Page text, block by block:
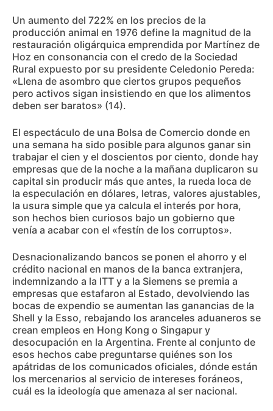
Un aumento del 722% en los precios de la
producción animal en 1976 define la magnitud de la
restauración oligárquica emprendida por Martínez de
Hoz en consonancia con el credo de la Sociedad
Rural expuesto por su presidente Celedonio Pereda:
«Llena de asombro que ciertos grupos pequeños
pero activos sigan insistiendo en que los alimentos
deben ser baratos» (14).
El espectáculo de una Bolsa de Comercio donde en
una semana ha sido posible para algunos ganar sin
trabajar el cien y el doscientos por ciento, donde hay
empresas que de la noche a la mañana duplicaron su
capital sin producir más que antes, la rueda loca de
la especulación en dólares, letras, valores ajustables,
la usura simple que ya calcula el interés por hora,
son hechos bien curiosos bajo un gobierno que
venía a acabar con el «festín de los corruptos».
Desnacionalizando bancos se ponen el ahorro y el
crédito nacional en manos de la banca extranjera,
indemnizando a la ITT y a la Siemens se premia a
empresas que estafaron al Estado, devolviendo las
bocas de expendio se aumentan las ganancias de la
Shell y la Esso, rebajando los aranceles aduaneros se
crean empleos en Hong Kong o Singapur y
desocupación en la Argentina. Frente al conjunto de
esos hechos cabe preguntarse quiénes son los
apátridas de los comunicados oficiales, dónde están
los mercenarios al servicio de intereses foráneos,
cuál es la ideología que amenaza al ser nacional.